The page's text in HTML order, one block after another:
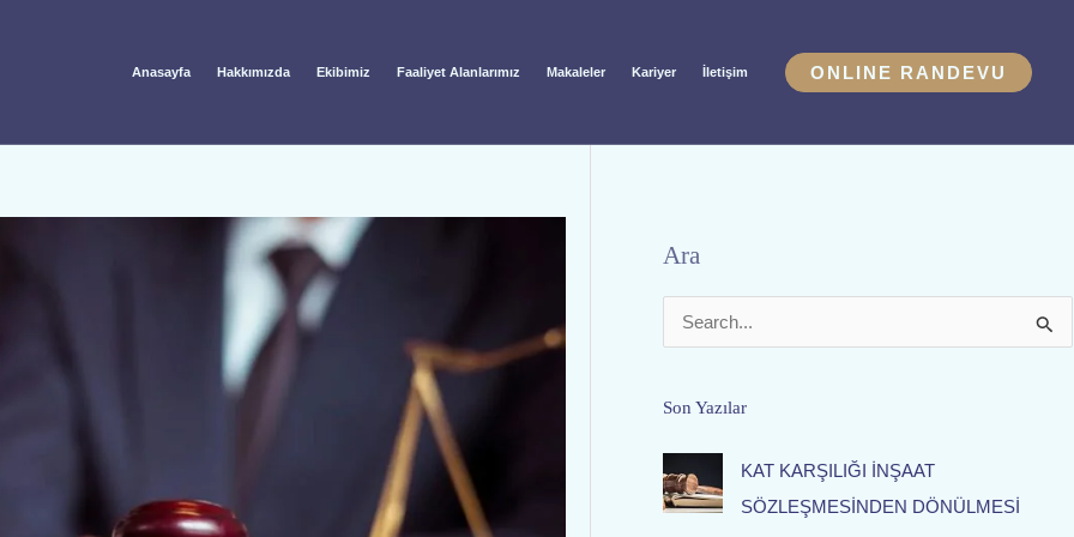
Anasayfa Hakkımızda Ekibimiz Faaliyet Alanlarımız Makaleler Kariyer İletişim ONLINE RANDEVU
Ara
a
c
h
Son Yazılar
KAT KARŞILIĞI İNŞAAT
SÖZLEŞMESİNDEN DÖNÜLMESİ